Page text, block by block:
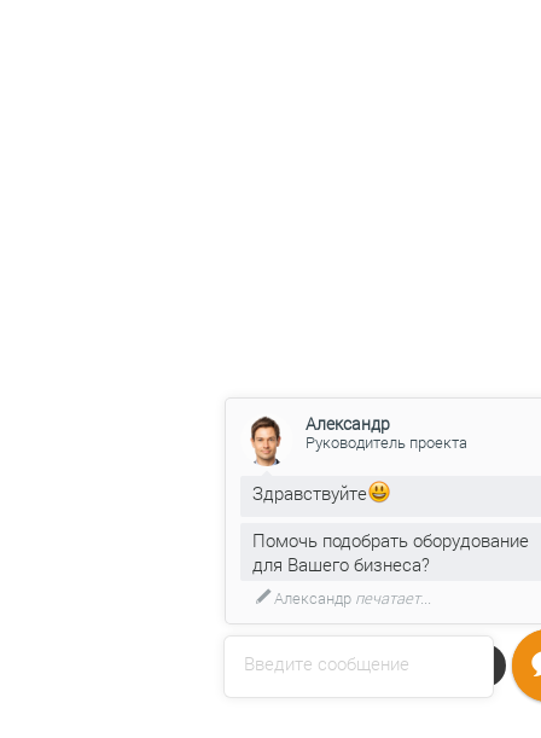
Напишите нам
Введите сообщение
Александр
Руководитель проекта
Здравствуйте
Помочь подобрать оборудование
для Вашего бизнеса?
Александр печатает...